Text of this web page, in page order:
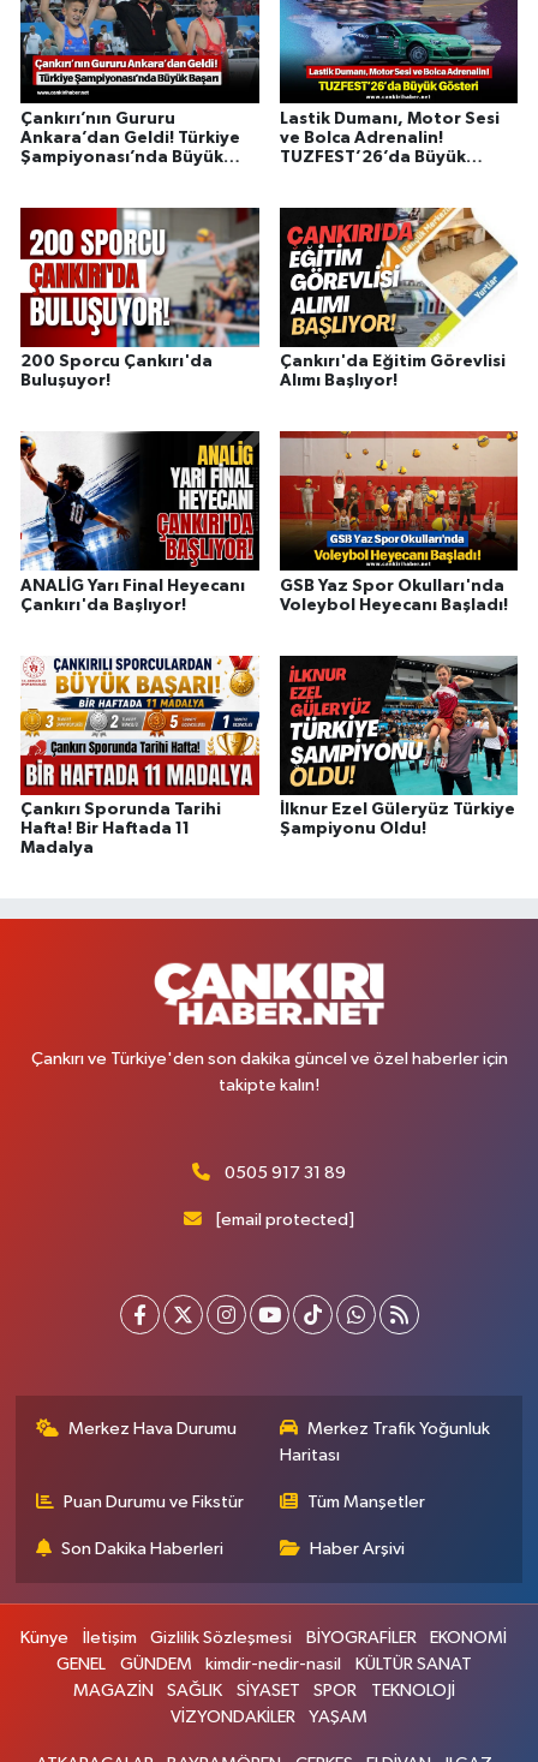
Çankırı’nın Gururu
Ankara’dan Geldi! Türkiye
Şampiyonası’nda Büyük
Lastik Dumanı, Motor Sesi
ve Bolca Adrenalin!
TUZFEST’26’da Büyük
200 Sporcu Çankırı'da
Buluşuyor!
Çankırı'da Eğitim Görevlisi
Alımı Başlıyor!
ANALİG Yarı Final Heyecanı
Çankırı'da Başlıyor!
GSB Yaz Spor Okulları'nda
Voleybol Heyecanı Başladı!
Çankırı Sporunda Tarihi
Hafta! Bir Haftada 11
Madalya
İlknur Ezel Güleryüz Türkiye
Şampiyonu Oldu!
Çankırı ve Türkiye'den son dakika güncel ve özel haberler için
takipte kalın!
0505 917 31 89
[email protected]
Merkez Hava Durumu
Merkez Trafik Yoğunluk
Haritası
Puan Durumu ve Fikstür Tüm Manşetler
Son Dakika Haberleri Haber Arşivi
Künye İletişim Gizlilik Sözleşmesi BİYOGRAFİLER
EKONOMİ
GENEL
GÜNDEM kimdir-nedir-nasil
KÜLTÜR SANAT
MAGAZİN
SAĞLIK SİYASET SPOR
TEKNOLOJİ
VİZYONDAKİLER
YAŞAM